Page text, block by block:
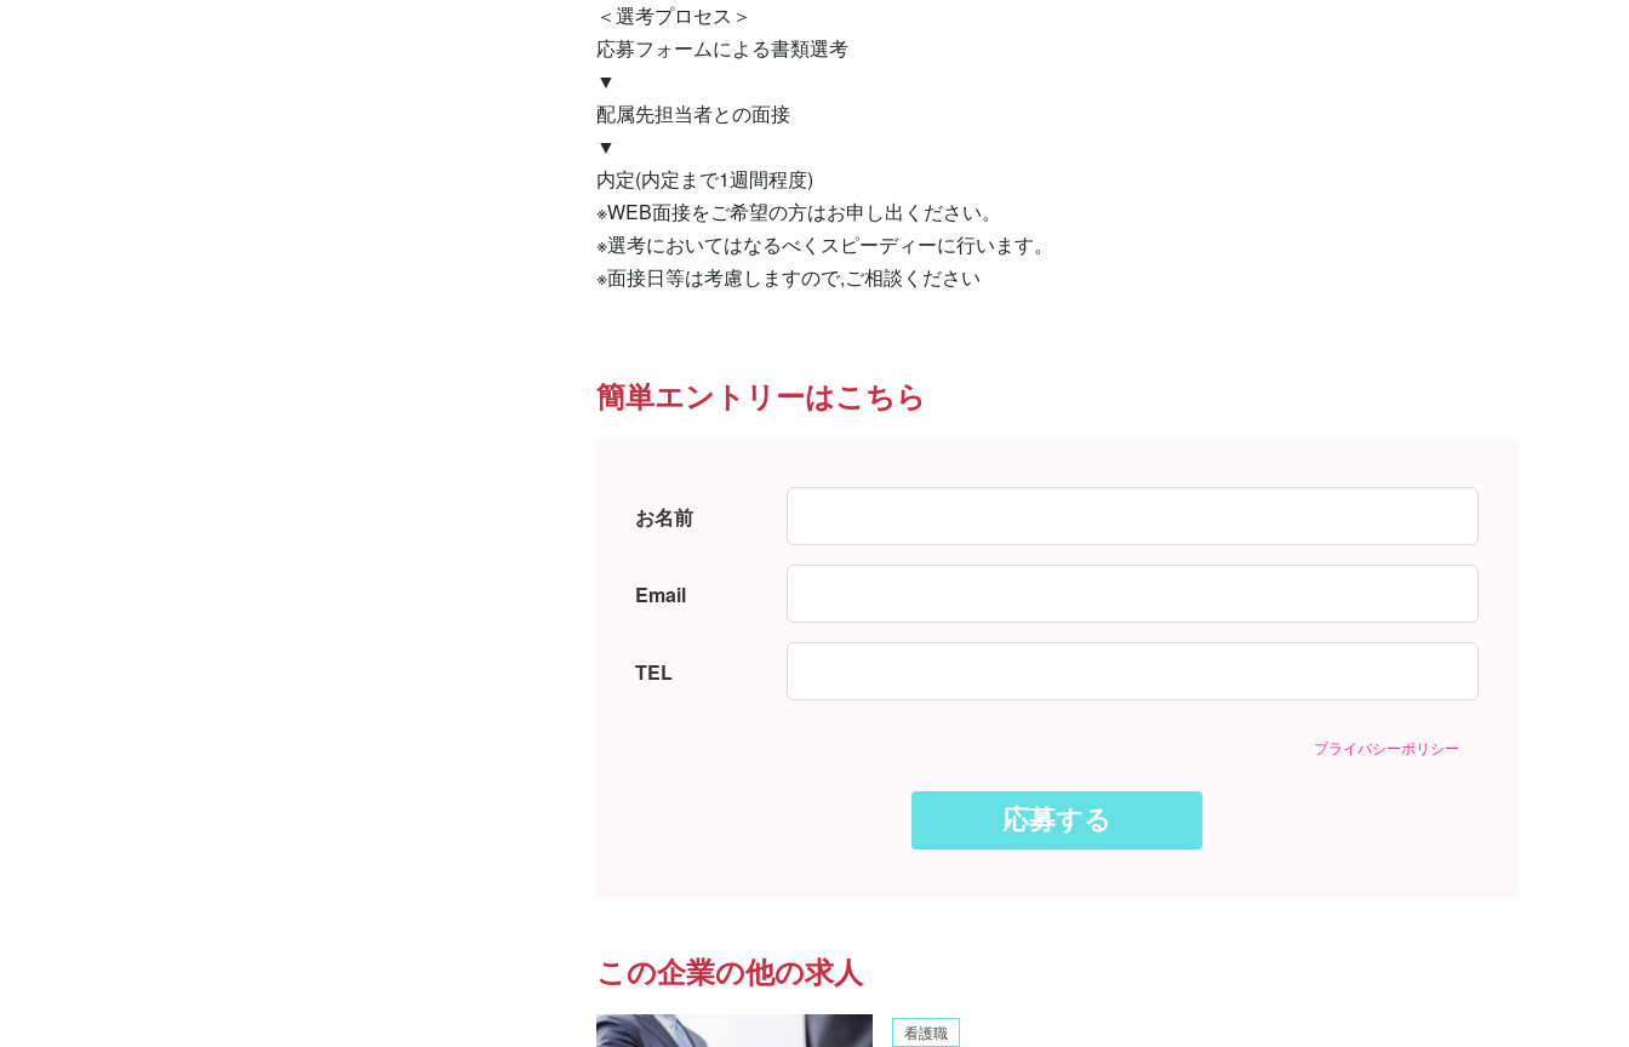
＜選考プロセス＞
応募フォームによる書類選考
▼
配属先担当者との面接
▼
内定(内定まで1週間程度)
※WEB面接をご希望の方はお申し出ください。
※選考においてはなるべくスピーディーに行います。
※面接日等は考慮しますので,ご相談ください
簡単エントリーはこちら
お名前
Email
TEL
プライバシーポリシー
この企業の他の求人
看護職